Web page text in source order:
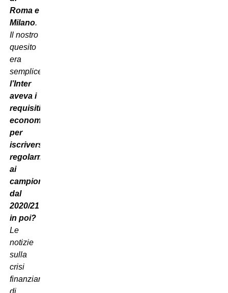
Roma e
Milano.
Il nostro
quesito
era
semplice:
l’Inter
aveva i
requisiti
economici
per
iscriversi
regolarmente
ai
campionati
dal
2020/21
in poi?
Le
notizie
sulla
crisi
finanziaria
di